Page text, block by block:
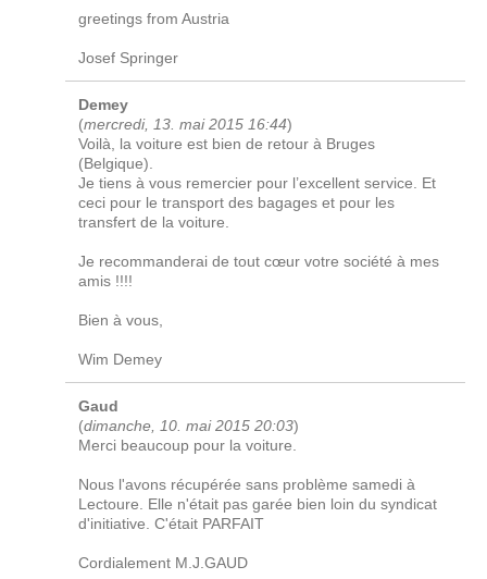
greetings from Austria
Josef Springer
Demey
(mercredi, 13. mai 2015 16:44)
Voilà, la voiture est bien de retour à Bruges
(Belgique).
Je tiens à vous remercier pour l’excellent service. Et
ceci pour le transport des bagages et pour les
transfert de la voiture.
Je recommanderai de tout cœur votre société à mes
amis !!!!
Bien à vous,
Wim Demey
Gaud
(dimanche, 10. mai 2015 20:03)
Merci beaucoup pour la voiture.
Nous l'avons récupérée sans problème samedi à
Lectoure. Elle n'était pas garée bien loin du syndicat
d'initiative. C'était PARFAIT
Cordialement M.J.GAUD